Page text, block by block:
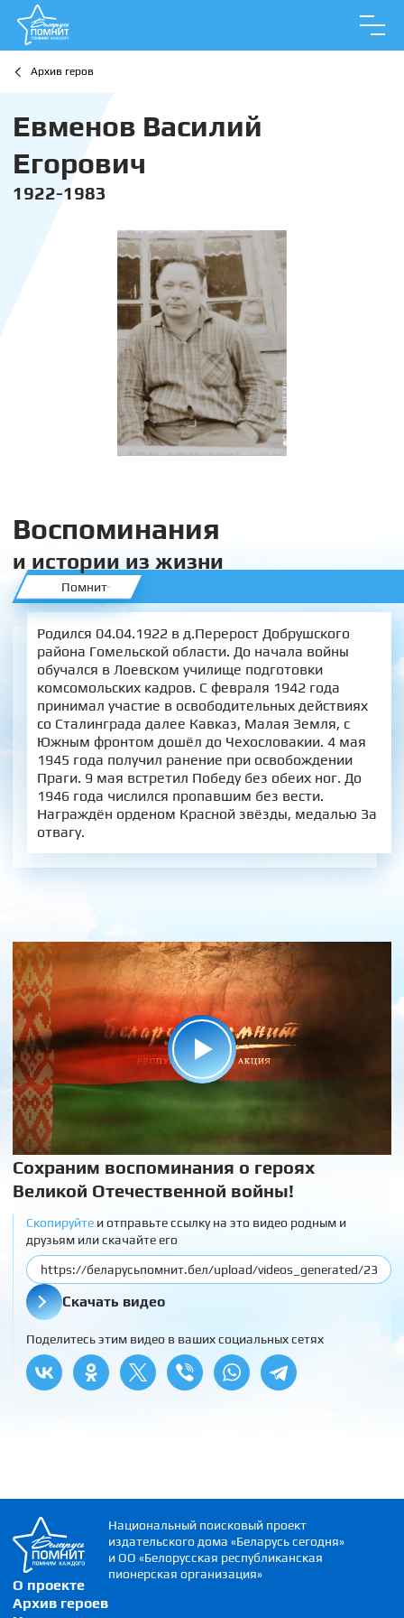
Архив геров
Евменов Василий
Егорович
1922-1983
Воспоминания
и истории из жизни
Помнит
Родился 04.04.1922 в д.Перерост Добрушского
района Гомельской области. До начала войны
обучался в Лоевском училище подготовки
комсомольских кадров. С февраля 1942 года
принимал участие в освободительных действиях
со Сталинграда далее Кавказ, Малая Земля, с
Южным фронтом дошёл до Чехословакии. 4 мая
1945 года получил ранение при освобождении
Праги. 9 мая встретил Победу без обеих ног. До
1946 года числился пропавшим без вести.
Награждён орденом Красной звёзды, медалью За
отвагу.
Сохраним воспоминания о героях
Великой Отечественной войны!
Скопируйтеи отправьте ссылку на это видео родным и
друзьям или скачайте его
Скачать видео
Поделитесь этим видео в ваших социальных сетях
О проекте
Архив героев
Национальный поисковый проект
издательского дома «Беларусь сегодня»
и ОО «Белорусская республиканская
пионерская организация»